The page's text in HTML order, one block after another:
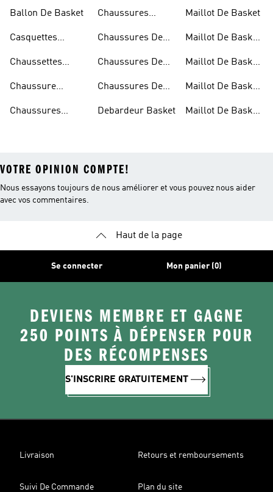
Ballon De Basket
Casquettes
Chaussettes
Chaussure
Garcon
Chaussures
Femme
Chaussures
Homme
Chaussures De
Chaussures De
Chaussures De
Debardeur Basket
Maillot De Basket
Maillot De Basket
Maillot De Basket
Maillot De Basket
Maillot De Basket
VOTRE OPINION COMPTE!
Nous essayons toujours de nous améliorer et vous pouvez nous aider
avec vos commentaires.
Haut de la page
Se connecter Mon panier (0)
DEVIENS MEMBRE ET GAGNE
250 POINTS À DÉPENSER POUR
DES RÉCOMPENSES
S'INSCRIRE GRATUITEMENT
Livraison Retours et remboursements
Suivi De Commande Plan du site